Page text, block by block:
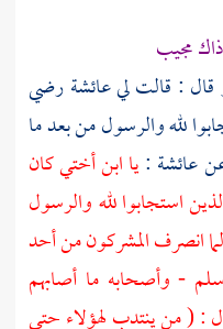
مجيب
قال : قالت ليعائشةرضي
لله والرسول من بعد ما
عائشة :يا ابن أختي كان
استجابوا لله والرسول
انصرف المشركون منأحد
- وأصحابه ما أصابهم
: ( من ينتدب لهؤلاء حتى